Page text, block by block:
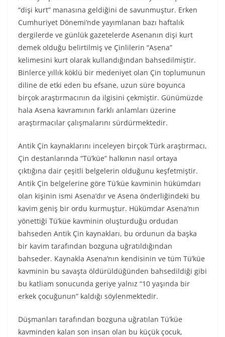
“dişi kurt” manasına geldiğini de savunmuştur. Erken
Cumhuriyet Dönemi’nde yayımlanan bazı haftalık
dergilerde ve günlük gazetelerde Asenanın dişi kurt
demek olduğu belirtilmiş ve Çinlilerin “Asena”
kelimesini kurt olarak kullandığından bahsedilmiştir.
Binlerce yıllık köklü bir medeniyet olan Çin toplumunun
diline de etki eden bu efsane, uzun süre boyunca
birçok araştırmacının da ilgisini çekmiştir. Günümüzde
hala Asena kavramının farklı anlamları üzerine
araştırmacılar çalışmalarını sürdürmektedir.
Antik Çin kaynaklarını inceleyen birçok Türk araştırmacı,
Çin destanlarında “Tü’küe” halkının nasıl ortaya
çıktığına dair çeşitli belgelerin olduğunu keşfetmiştir.
Antik Çin belgelerine göre Tü’küe kavminin hükümdarı
olan kişinin ismi Asena’dır ve Asena önderliğindeki bu
kavim geniş bir ordu kurmuştur. Hükümdar Asena’nın
yönettiği Tü’küe kavminin oluşturduğu ordudan
bahseden Antik Çin kaynakları, bu ordunun da başka
bir kavim tarafından bozguna uğratıldığından
bahseder. Kaynakla Asena’nın kendisinin ve tüm Tü’küe
kavminin bu savaşta öldürüldüğünden bahsedildiği gibi
bu katliam sonucunda geriye yalnız “10 yaşında bir
erkek çocuğunun” kaldığı söylenmektedir.
Düşmanları tarafından bozguna uğratılan Tü’küe
kavminden kalan son insan olan bu küçük çocuk,